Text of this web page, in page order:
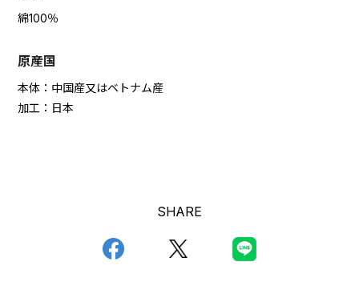
綿100％
原産国
本体：中国産又はベトナム産
加工：日本
SHARE